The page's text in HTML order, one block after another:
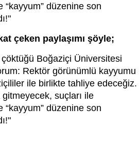
“kayyum” düzenine son
çeken paylaşımı şöyle;
Boğaziçi Üniversitesi
Rektör görünümlü kayyumu
ile birlikte tahliye edeceğiz.
suçları ile
“kayyum” düzenine son